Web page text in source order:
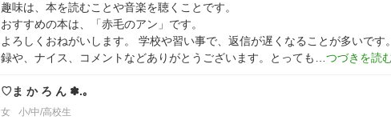
趣味は、本を読むことや音楽を聴くことです。
おすすめの本は、「赤毛のアン」です。
よろしくおねがいします。
学校や習い事で、返信が遅くなることが多いです。
録や、ナイス、コメントなどありがとうございます。とっても
♡ま か ろ ん ✽.｡
女 小/中/高校生